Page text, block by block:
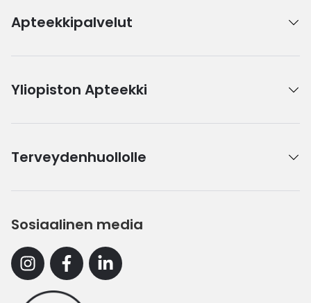
Apteekkipalvelut
Yliopiston Apteekki
Terveydenhuollolle
Sosiaalinen media
InstagramFacebookLinkedin